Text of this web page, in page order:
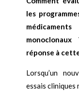
les
réponse à
Lorsqu’un
essais